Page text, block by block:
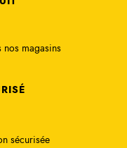
nos magasins
sécurisée